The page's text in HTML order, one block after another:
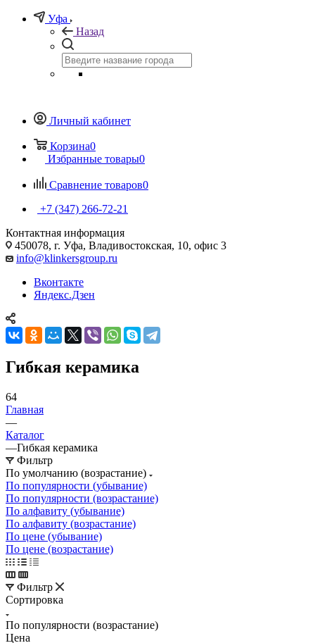
Уфа
Назад
Личный кабинет
Корзина0
Избранные товары0
Сравнение товаров0
+7 (347) 266-72-21
Контактная информация
450078, г. Уфа, Владивостокская, 10, офис 3
info@klinkersgroup.ru
Вконтакте
Яндекс.Дзен
Гибкая керамика
64
Главная
—
Каталог
—Гибкая керамика
Фильтр
По умолчанию (возрастание)
По популярности (убывание)
По популярности (возрастание)
По алфавиту (убывание)
По алфавиту (возрастание)
По цене (убывание)
По цене (возрастание)
Фильтр
Сортировка
По популярности (возрастание)
Цена